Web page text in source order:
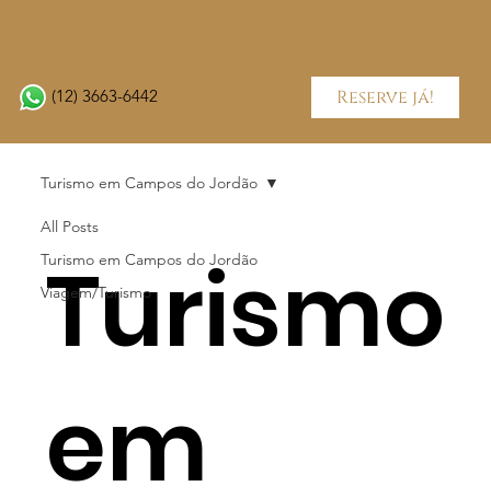
(12) 3663-6442 Reserve já!
All Posts
Turismo em Campos do Jordão
Viagem/Turismo
Turismo em Campos do Jordão
Turismo
em